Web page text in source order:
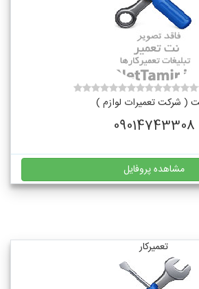
شرکت تعمیرات لوازم )
09014743308
مشاهده پروفایل
تعمیرکار